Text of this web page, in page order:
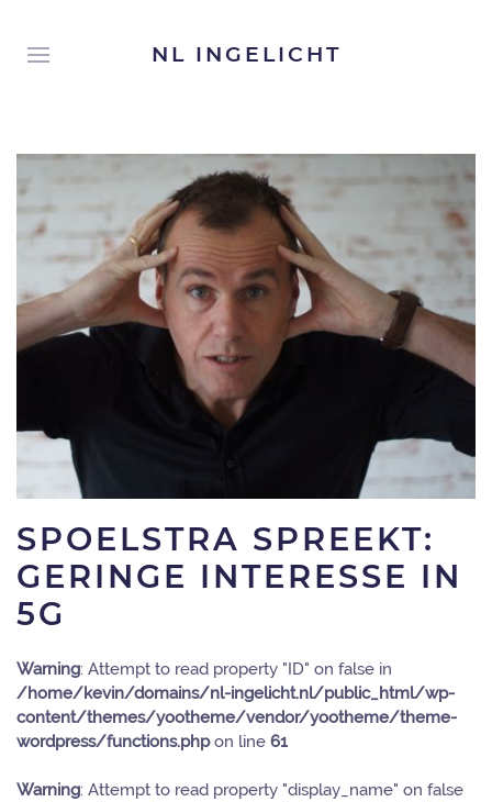
NL INGELICHT
SPOELSTRA SPREEKT:
GERINGE INTERESSE IN
5G
Warning: Attempt to read property "ID" on false in
/home/kevin/domains/nl-ingelicht.nl/public_html/wp-
content/themes/yootheme/vendor/yootheme/theme-
wordpress/functions.phpon line 61
Warning: Attempt to read property "display_name" on false